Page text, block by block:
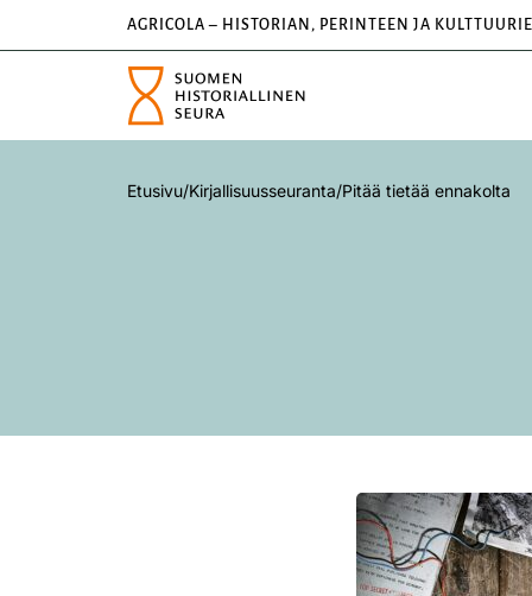
AGRICOLA – HISTORIAN, PERINTEEN JA
Etusivu/Kirjallisuusseuranta/Pitää tietää ennakolta